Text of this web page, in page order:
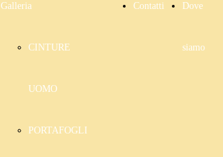
Galleria
CINTURE
UOMO
PORTAFOGLI
Contatti Dove
siamo